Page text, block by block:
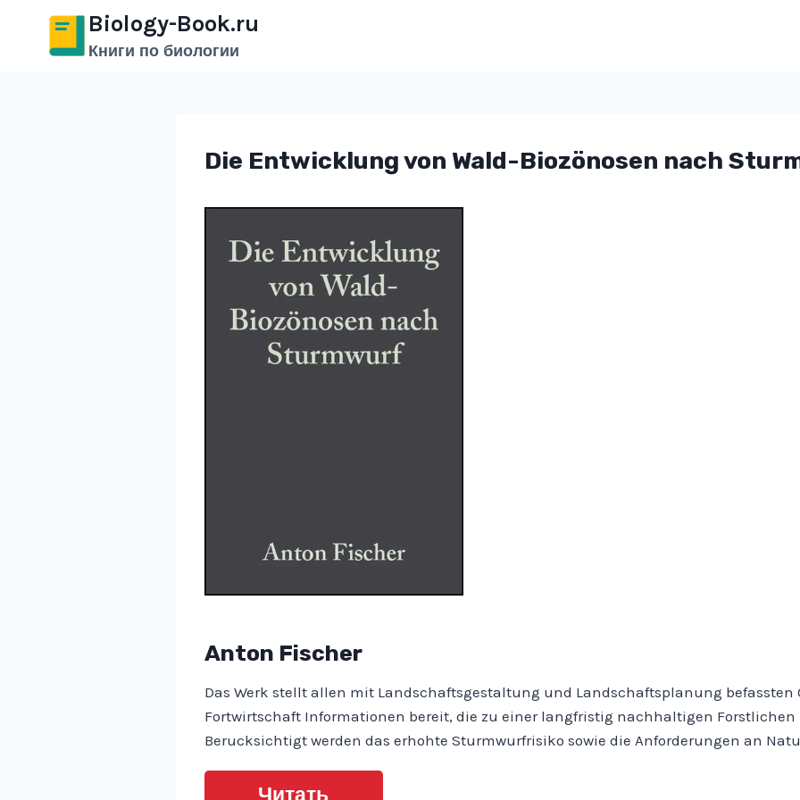
Перейти
содержимому
Biology-Book.ru
Книги по биологии
Die Entwicklung von Wald-Biozönosen nach
Anton Fischer
Das Werk stellt allen mit Landschaftsgestaltung und Landschaftsplanung befassten
Fortwirtschaft Informationen bereit, die zu einer langfristig nachhaltigen
Berucksichtigt werden das erhohte Sturmwurfrisiko sowie die Anforderungen an